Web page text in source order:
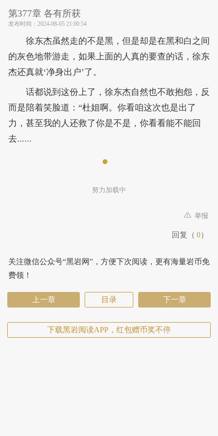
第377章 各有所获
发布时间： 2024-08-05 21:00:54
徐东杰虽然走的不是黑，但是却是在黑和白之间
的灰色地带游走，如果上面的人真的要查的话，徐东
杰还真就‘净身出户’了。
话都说到这份上了，徐东杰自然也不敢抱怨，反
而是陪着笑脸道：“杜姐啊。你看咱这次也是出了
力，甚至我的人还救了你是不是，你看看能不能回
去......
努力加载中
举报
回复（ 0）
关注微信公众号“黑岩网”，方便下次阅读，更有海量岩币免
费领！
上一章 目录 下一章
下载黑岩阅读APP，红包赠币奖不停